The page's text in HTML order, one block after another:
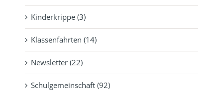
Kinderkrippe (3)
Klassenfahrten (14)
Newsletter (22)
Schulgemeinschaft (92)